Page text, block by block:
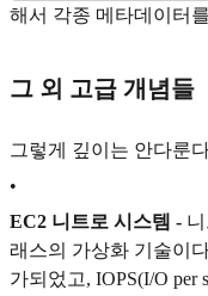
해서 각종 메타데이터
그 외 고급 개념들
그렇게 깊이는 안다룬
•
EC2 니트로 시스템 -
래스의 가상화 기술이
가되었고, IOPS(I/O per